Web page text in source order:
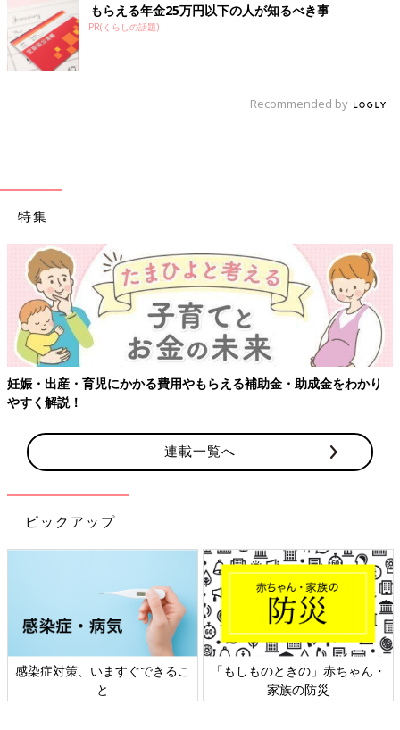
もらえる年金25万円以下の人が知るべき事
PR(くらしの話題)
Recommended by
特集
妊娠・出産・育児にかかる費用やもらえる補助金・助成金をわかり
やすく解説！
連載一覧へ
ピックアップ
感染症対策、いますぐできるこ
と
「もしものときの」赤ちゃん・
家族の防災